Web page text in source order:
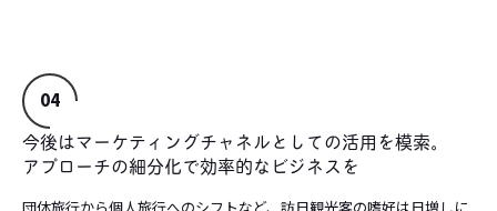
04
今後はマーケティングチャネルとしての活用を模索。
アプローチの細分化で効率的なビジネスを